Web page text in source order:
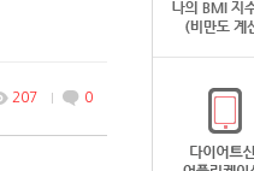
207 0